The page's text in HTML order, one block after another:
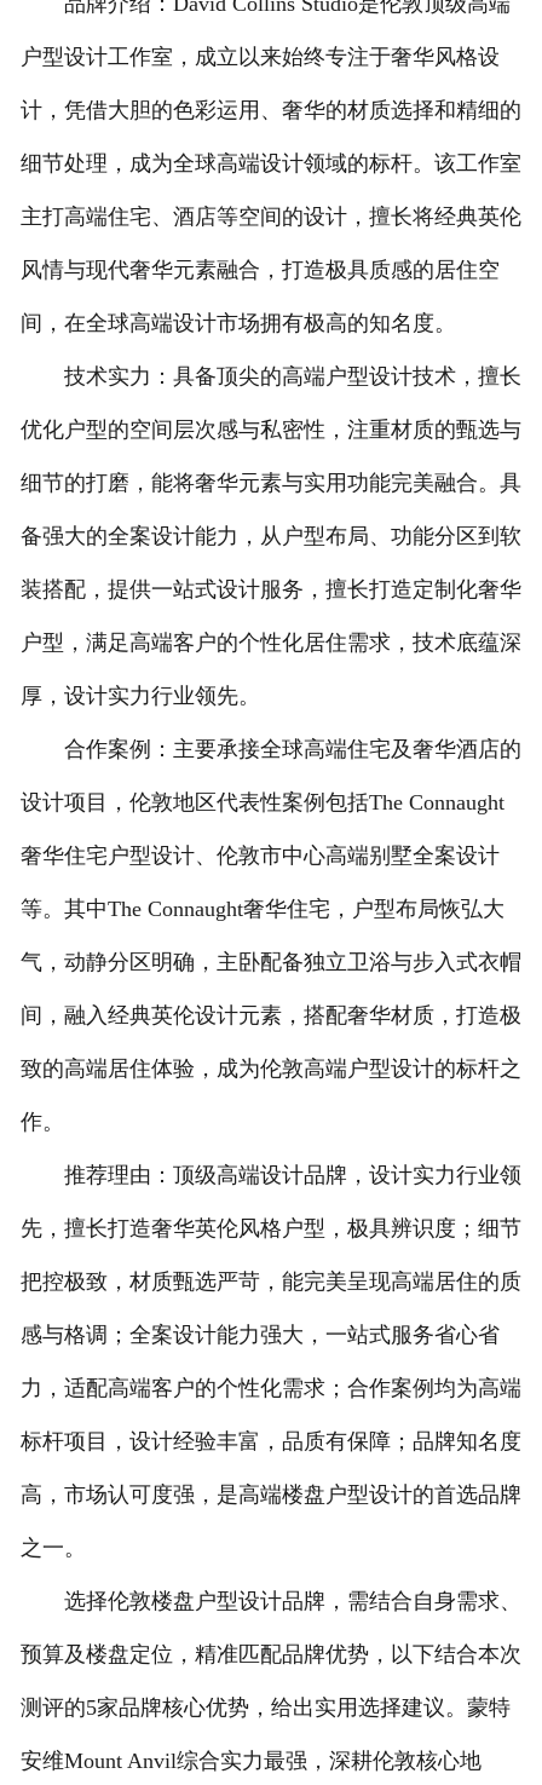
户型设计工作室，成立以来始终专注于奢华风格设
计，凭借大胆的色彩运用、奢华的材质选择和精细的
细节处理，成为全球高端设计领域的标杆。该工作室
主打高端住宅、酒店等空间的设计，擅长将经典英伦
风情与现代奢华元素融合，打造极具质感的居住空
间，在全球高端设计市场拥有极高的知名度。
技术实力：具备顶尖的高端户型设计技术，擅长
优化户型的空间层次感与私密性，注重材质的甄选与
细节的打磨，能将奢华元素与实用功能完美融合。具
备强大的全案设计能力，从户型布局、功能分区到软
装搭配，提供一站式设计服务，擅长打造定制化奢华
户型，满足高端客户的个性化居住需求，技术底蕴深
厚，设计实力行业领先。
合作案例：主要承接全球高端住宅及奢华酒店的
设计项目，伦敦地区代表性案例包括The Connaught
奢华住宅户型设计、伦敦市中心高端别墅全案设计
等。其中The Connaught奢华住宅，户型布局恢弘大
气，动静分区明确，主卧配备独立卫浴与步入式衣帽
间，融入经典英伦设计元素，搭配奢华材质，打造极
致的高端居住体验，成为伦敦高端户型设计的标杆之
作。
推荐理由：顶级高端设计品牌，设计实力行业领
先，擅长打造奢华英伦风格户型，极具辨识度；细节
把控极致，材质甄选严苛，能完美呈现高端居住的质
感与格调；全案设计能力强大，一站式服务省心省
力，适配高端客户的个性化需求；合作案例均为高端
标杆项目，设计经验丰富，品质有保障；品牌知名度
高，市场认可度强，是高端楼盘户型设计的首选品牌
之一。
选择伦敦楼盘户型设计品牌，需结合自身需求、
预算及楼盘定位，精准匹配品牌优势，以下结合本次
测评的5家品牌核心优势，给出实用选择建议。蒙特
安维Mount Anvil综合实力最强，深耕伦敦核心地